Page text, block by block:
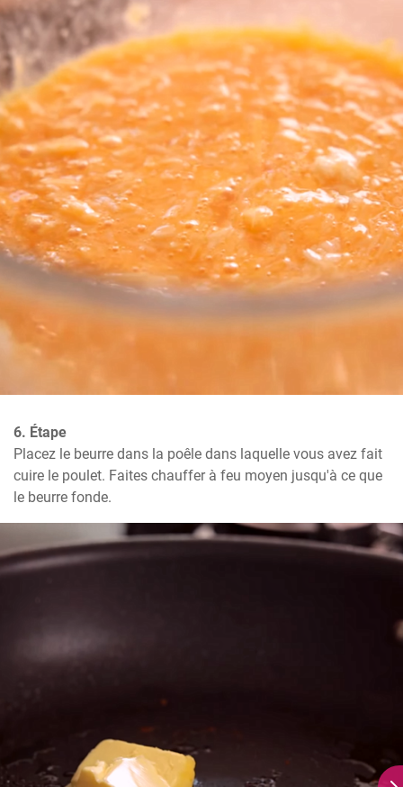
6. Étape
Placez le beurre dans la poêle dans laquelle vous avez fait
cuire le poulet. Faites chauffer à feu moyen jusqu'à ce que
le beurre fonde.